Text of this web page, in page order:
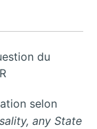
du
selon
any State